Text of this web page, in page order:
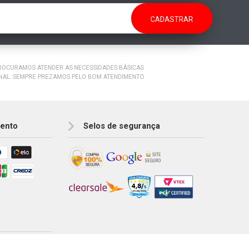
ATENDER AS NECESSIDADES BÁSICAS
SEMPRE PREZAMOS PELO BOM ATENDIMENTO
Selos de segurança